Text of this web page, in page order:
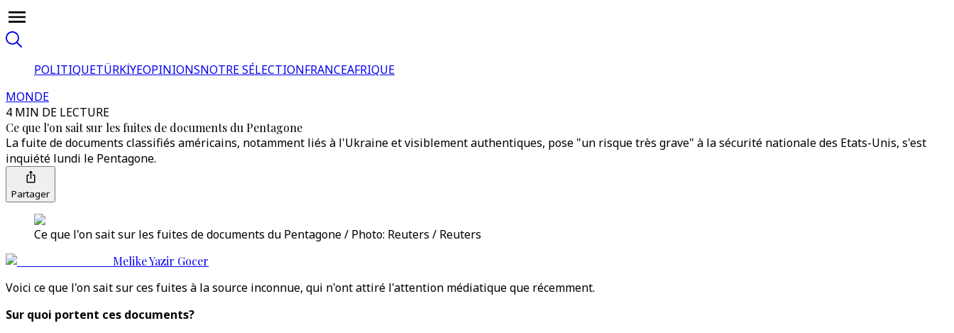
POLITIQUETÜRKİYEOPINIONSNOTRE SÉLECTIONFRANCEAFRIQUE
MONDE
4 MIN DE LECTURE
Ce que l'on sait sur les fuites de documents du Pentagone
La fuite de documents classifiés américains, notamment liés à l'Ukraine et visiblement authentiques, pose "un risque très grave" à la sécurité nationale des Etats-Unis, s'est
inquiété lundi le Pentagone.
Partager
Ce que l'on sait sur les fuites de documents du Pentagone / Photo: Reuters / Reuters
Melike Yazir Gocer
Voici ce que l'on sait sur ces fuites à la source inconnue, qui n'ont attiré l'attention médiatique que récemment.
Sur quoi portent ces documents?